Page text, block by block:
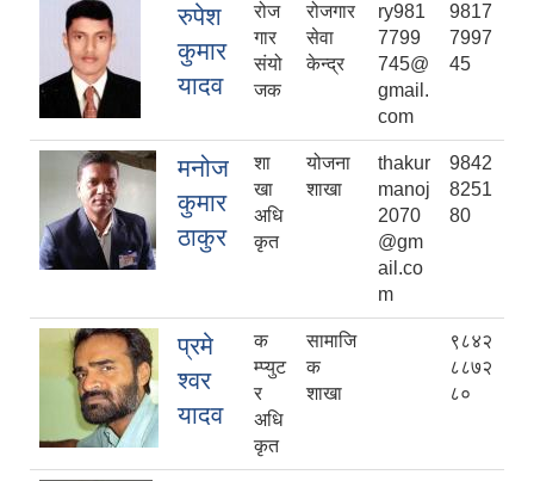
रुपेश
कुमार
यादव
रोज
गार
संयो
जक
रोजगार
सेवा
केन्द्र
ry981
7799
745@
gmail.
com
9817
7997
45
मनोज
कुमार
ठाकुर
शा
खा
अधि
कृत
योजना
शाखा
thakur
manoj
2070
@gm
ail.co
m
9842
8251
80
प्रमे
श्वर
यादव
क
म्प्युट
र
अधि
कृत
सामाजि
क
शाखा
९८४२
८८७२
८०